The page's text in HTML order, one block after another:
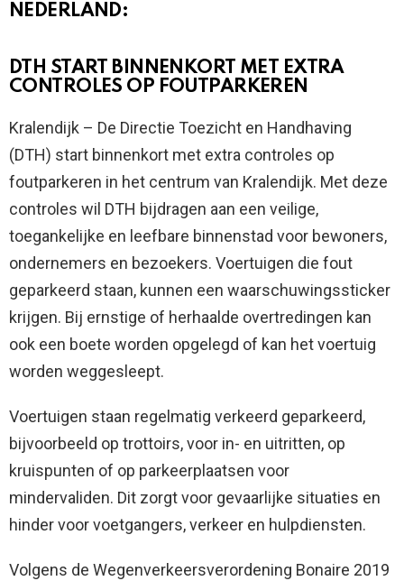
NEDERLAND:
DTH START BINNENKORT MET EXTRA
CONTROLES OP FOUTPARKEREN
Kralendijk – De Directie Toezicht en Handhaving
(DTH) start binnenkort met extra controles op
foutparkeren in het centrum van Kralendijk. Met deze
controles wil DTH bijdragen aan een veilige,
toegankelijke en leefbare binnenstad voor bewoners,
ondernemers en bezoekers. Voertuigen die fout
geparkeerd staan, kunnen een waarschuwingssticker
krijgen. Bij ernstige of herhaalde overtredingen kan
ook een boete worden opgelegd of kan het voertuig
worden weggesleept.
Voertuigen staan regelmatig verkeerd geparkeerd,
bijvoorbeeld op trottoirs, voor in- en uitritten, op
kruispunten of op parkeerplaatsen voor
mindervaliden. Dit zorgt voor gevaarlijke situaties en
hinder voor voetgangers, verkeer en hulpdiensten.
Volgens de Wegenverkeersverordening Bonaire 2019